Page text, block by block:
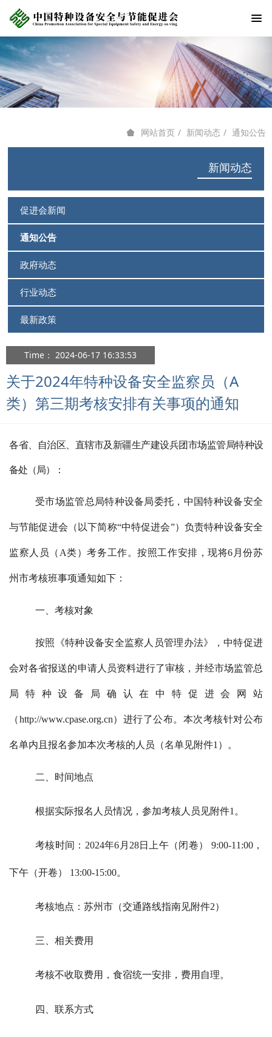
新闻动态
促进会新闻
通知公告
政府动态
行业动态
最新政策
网站首页 新闻动态 通知公告
Time： 2024-06-17 16:33:53
关于2024年特种设备安全监察员（A
类）第三期考核安排有关事项的通知
各省、自治区、直辖市及新疆生产建设兵团市场监管局特种设
备处（局）：
受市场监管总局特种设备局委托，中国特种设备安全
与节能促进会（以下简称“中特促进会”）负责特种设备安全
监察人员（A类）考务工作。按照工作安排，现将6月份苏
州市考核班事项通知如下：
一、考核对象
按照《特种设备安全监察人员管理办法》，中特促进
会对各省报送的申请人员资料进行了审核，并经市场监管总
局特种设备局确认在中特促进会网站
（http://www.cpase.org.cn）进行了公布。本次考核针对公布
名单内且报名参加本次考核的人员（名单见附件1）。
二、时间地点
根据实际报名人员情况，参加考核人员见附件1 。
考核时间：2024年6月28日上午（闭卷） 9:00-11:00，
下午（开卷） 13:00-15:00。
考核地点：苏州市（交通路线指南见附件2）
三、相关费用
考核不收取费用，食宿统一安排，费用自理。
四、联系方式